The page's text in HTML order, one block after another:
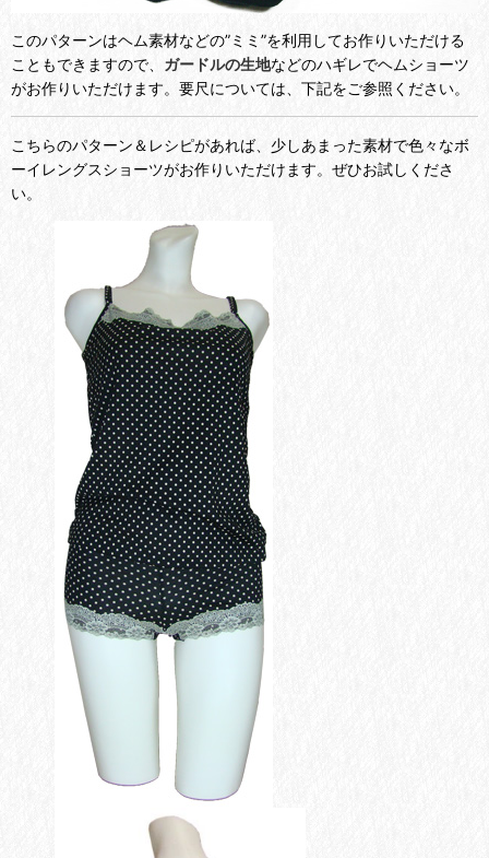
このパターンはヘム素材などの”ミミ”を利用してお作りいただける
こともできますので、 ガードルの生地などのハギレでヘムショーツ
がお作りいただけます。要尺については、下記をご参照ください。
こちらのパターン＆レシピがあれば、少しあまった素材で色々なボ
ーイレングスショーツがお作りいただけます。ぜひお試しくださ
い。